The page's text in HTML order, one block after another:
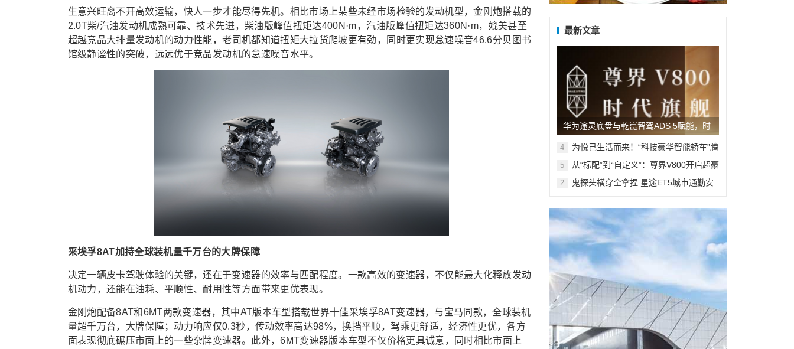
生意兴旺离不开高效运输， 快人一步才能尽得先机。 相比市场上某些未经市场检验的发动机型，金刚炮搭载的
2.0T柴/汽油发动机成熟可靠、技术先进 ， 柴油版峰值扭矩达400N·m，汽油版峰值扭矩达360N·m， 媲美甚至
超越竞品大排量发动机的动力性能，老司机都知道扭矩大拉货爬坡更有劲 ， 同时更实现怠速噪音46.6分贝图书
馆级静谧性的突破， 远远优于竞品发动机的怠速噪音水平。
采埃孚8AT加持全球装机量千万台的大牌保障
决定一辆皮卡驾驶体验的关键，还在于变速器的效率与匹配程度。一款高效的变速器，不仅能最大化释放发动
机动力，还能在油耗、平顺性、耐用性等方面带来更优表现。
金刚炮配备8AT和6MT两款变速器，其中AT版本车型搭载世界十佳采埃孚8AT变速器，与宝马同款，全球装机
量超千万台，大牌保障；动力响应仅0.3秒，传动效率高达98%，换挡平顺，驾乘更舒适，经济性更优，各方
面表现彻底碾压市面上的一些杂牌变速器。 此外，6MT变速器版本车型不仅价格更具诚意，同时相比市面上
最新文章
华为途灵底盘与乾崑智驾ADS 5赋能，时
代旗舰MPV尊界V800、680上市
4
为悦己生活而来！“科技豪华智能轿车”腾
5
从“标配”到“自定义”：尊界V800开启超豪
2
鬼探头横穿全拿捏 星途ET5城市通勤安